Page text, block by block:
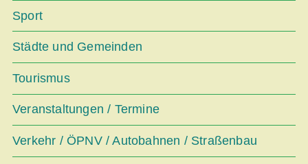
Sport
Städte und Gemeinden
Tourismus
Veranstaltungen / Termine
Verkehr / ÖPNV / Autobahnen / Straßenbau